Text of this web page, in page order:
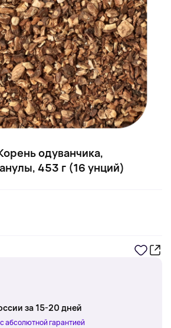
одуванчика,
453 г (16 унций)
за 15-20 дней
абсолютной гарантией